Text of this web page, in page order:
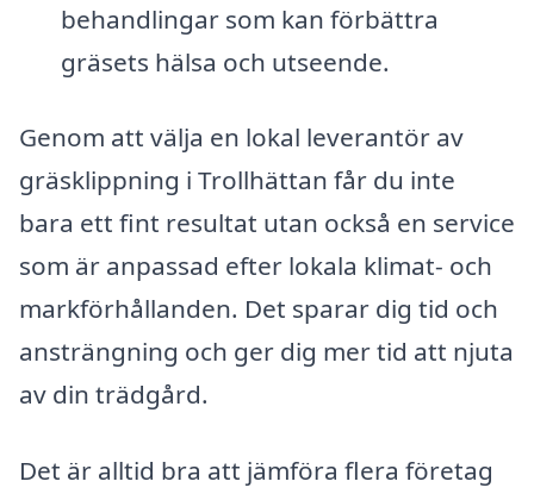
behandlingar som kan förbättra
gräsets hälsa och utseende.
Genom att välja en lokal leverantör av
gräsklippning i Trollhättan får du inte
bara ett fint resultat utan också en service
som är anpassad efter lokala klimat- och
markförhållanden. Det sparar dig tid och
ansträngning och ger dig mer tid att njuta
av din trädgård.
Det är alltid bra att jämföra flera företag